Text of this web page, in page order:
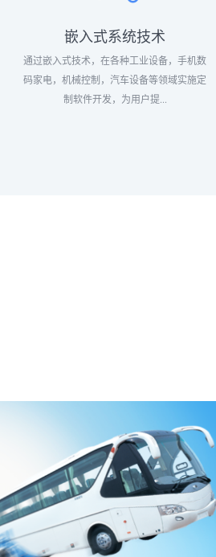
嵌入式系统技术
通过嵌入式技术，在各种工业设备，手机数
码家电，机械控制，汽车设备等领域实施定
制软件开发，为用户提...